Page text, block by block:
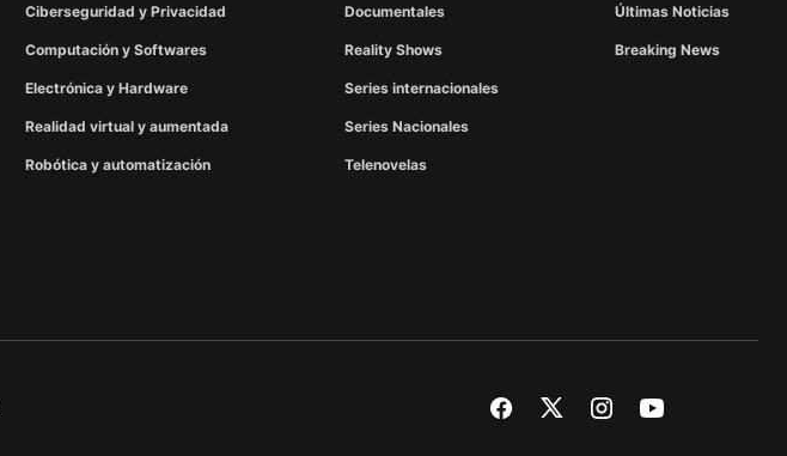
Ciberseguridad y Privacidad
Computación y Softwares
Electrónica y Hardware
Realidad virtual y aumentada
Robótica y automatización
Documentales
Reality Shows
Series internacionales
Series Nacionales
Telenovelas
Últimas Noticias
Breaking News